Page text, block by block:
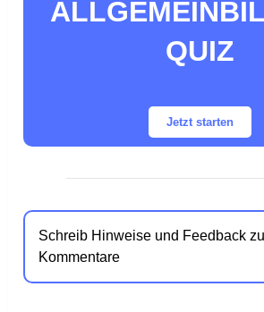
QUIZ
Jetzt starten
Schreib Hinweise und Feedback
Kommentare